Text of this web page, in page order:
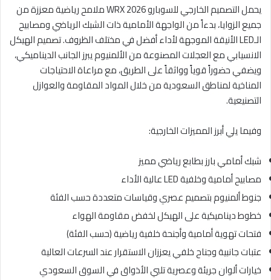
يحمل التصميم الخارجي للسوبارو WRX 2026 ملامح رياضية معززة من
جميع الزوايا، بدءاً من الواجهة الأمامية ذات الشبك الرياضي ومصابيح
الـLED الأنيقة الموجهة لأداء أفضل في مختلف الظروف. تصميم الهيكل
الانسيابي مع العجلات المصنوعة من الألمنيوم يبرز الجانب الديناميكي،
ويضفي حضوراً قوياً وواثقاً على الطريق، مع مراعاة الاحتياجات
المناخية لمناطق السعودية من خلال المواد المقاومة والعوازل
التصنيعية.
وفيما يلي أبرز المميزات الخارجية:
شبك أمامي بارز بطابع رياضي مميز
مصابيح أمامية وخلفية LED عالية الأداء
جنوط ألمنيوم بتصميم عصري وقياسات متعددة حسب الفئة
خطوط ديناميكية على الهيكل لخفض مقاومة الهواء
فتحات تهوية أمامية وأجنحة خلفية رياضية (حسب الفئة)
عتبات جانبية وجناح خلفي يعززان الاستقرار عند السرعات العالية
خيارات ألوان جريئة وعصرية تلبي الأذواق في السوق السعودي